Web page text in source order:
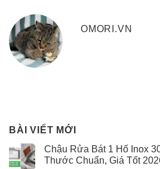
OMORI.VN
BÀI VIẾT MỚI
Chậu Rửa Bát 1 Hố Inox
Thước Chuẩn, Giá Tốt